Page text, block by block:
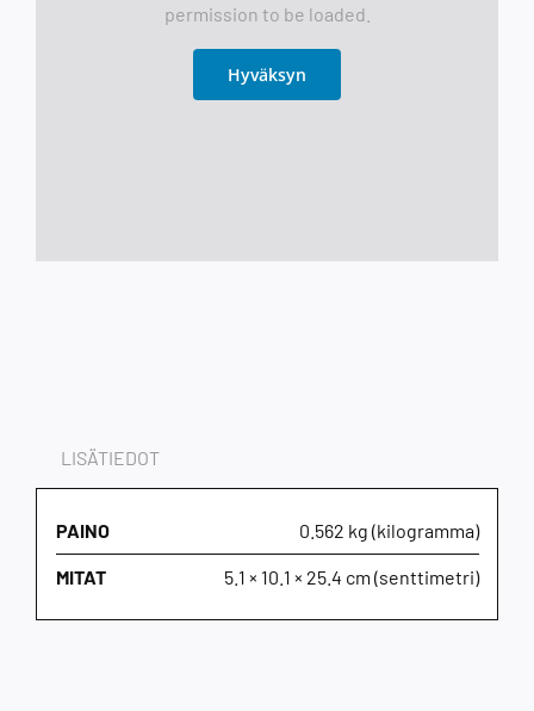
permission to be loaded.
Hyväksyn
LISÄTIEDOT
PAINO 0.562 kg (kilogramma)
MITAT 5.1 × 10.1 × 25.4 cm (senttimetri)